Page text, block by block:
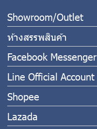
Showroom/Outlet
ห้างสรรพสินค้า
Facebook Messenger
Line Official Account
Shopee
Lazada